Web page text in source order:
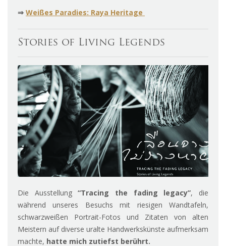
⇒ Weißes Paradies: Raya Heritage
Stories of Living Legends
Die Ausstellung“Tracing the fading legacy”, die
während unseres Besuchs mit riesigen Wandtafeln,
schwarzweißen Portrait-Fotos und Zitaten von alten
Meistern auf diverse uralte Handwerkskünste aufmerksam
machte, hatte mich zutiefst berührt.